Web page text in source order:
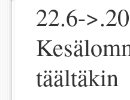
22.6-
täältäkin